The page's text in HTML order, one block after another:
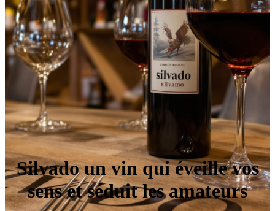
Silvado un vin qui éveille vos
sens et séduit les amateurs